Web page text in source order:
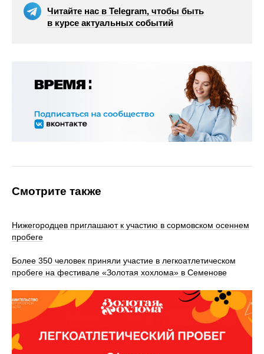
Читайте нас в Telegram, чтобы быть
в курсе актуальных событий
Смотрите также
Нижегородцев приглашают к участию в сормовском осеннем
пробеге
Более 350 человек приняли участие в легкоатлетическом
пробеге на фестивале «Золотая хохлома» в Семенове